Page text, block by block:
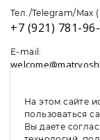
Тел./Telegram/Max
+7 (921) 781-
E-mail:
На этом сайте
пользоваться
Вы даете